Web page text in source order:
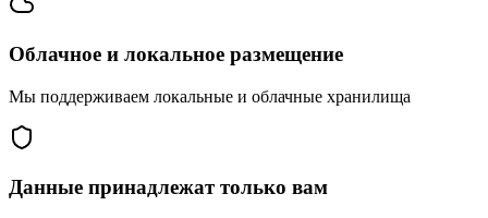
Облачное и локальное размещение
Мы поддерживаем локальные и облачные хранилища
Данные принадлежат только вам